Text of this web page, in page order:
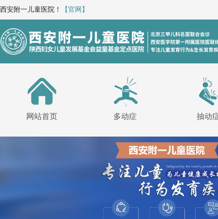
西安附一儿童医院！ 【官网】
网站首页 多动症 抽动